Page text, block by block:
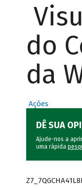
do
da
Ações
DÊ SUA
Ajude-nos a
uma rápida